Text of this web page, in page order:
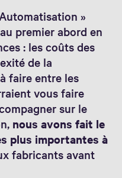
»
premier abord en
: les coûts des
de la
faire entre les
vous faire
sur le
nous avons fait le
plus importantes à
fabricants avant